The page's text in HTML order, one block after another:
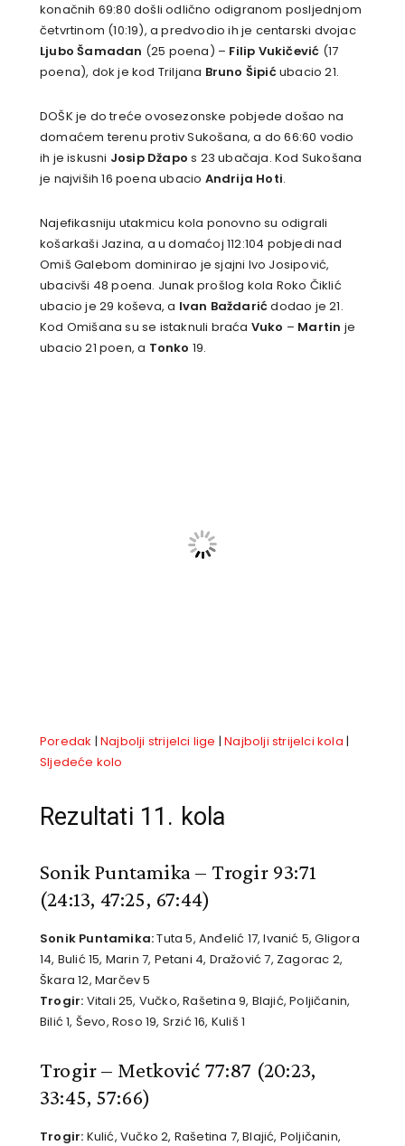
konačnih 69:80 došli odlično odigranom posljednjom
četvrtinom (10:19), a predvodio ih je centarski dvojac
Ljubo Šamadan (25 poena) – Filip Vukičević (17
poena), dok je kod Triljana Bruno Šipićubacio 21.
DOŠK je do treće ovosezonske pobjede došao na
domaćem terenu protiv Sukošana, a do 66:60 vodio
ih je iskusni Josip Džapo s 23 ubačaja. Kod Sukošana
je najviših 16 poena ubacio Andrija Hoti.
Najefikasniju utakmicu kola ponovno su odigrali
košarkaši Jazina, a u domaćoj 112:104 pobjedi nad
Omiš Galebom dominirao je sjajni Ivo Josipović,
ubacivši 48 poena. Junak prošlog kola Roko Čiklić
ubacio je 29 koševa, a Ivan Baždarićdodao je 21.
Kod Omišana su se istaknuli braća Vuko – Martin je
ubacio 21 poen, a Tonko 19.
Poredak |Najbolji strijelci lige |Najbolji strijelci kola |
Sljedeće kolo
Rezultati 11. kola
Sonik Puntamika – Trogir 93:71
(24:13, 47:25, 67:44)
Sonik Puntamika:Tuta 5, Anđelić 17, Ivanić 5, Gligora
14, Bulić 15, Marin 7, Petani 4, Dražović 7, Zagorac 2,
Škara 12, Marčev 5
Trogir: Vitali 25, Vučko, Rašetina 9, Blajić, Poljičanin,
Bilić 1, Ševo, Roso 19, Srzić 16, Kuliš 1
Trogir – Metković 77:87 (20:23,
33:45, 57:66)
Trogir: Kulić, Vučko 2, Rašetina 7, Blajić, Poljičanin,